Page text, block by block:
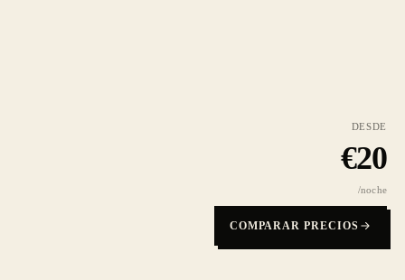
DESDE
€20
/noche
COMPARAR PRECIOS